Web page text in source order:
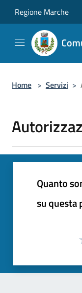
Regione Marche
Home > Servizi >
Quanto
su questa